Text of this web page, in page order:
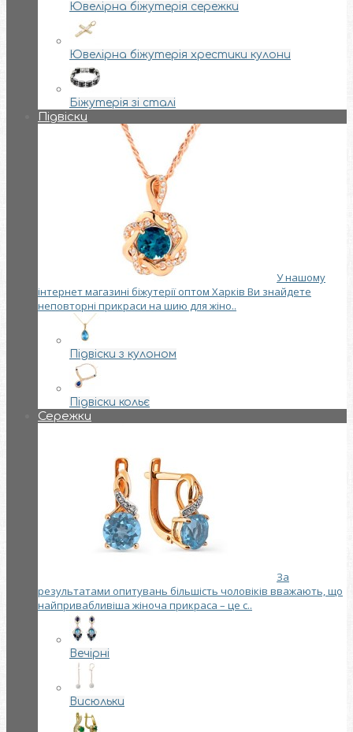
Ювелірна біжутерія сережки
Ювелірна біжутерія хрестики кулони
Біжутерія зі сталі
Підвіски
У нашому
інтернет магазині біжутерії оптом Харків Ви знайдете
неповторні прикраси на шию для жіно..
Підвіски з кулоном
Підвіски кольє
Сережки
За
результатами опитувань більшість чоловіків вважають, що
найпривабливіша жіноча прикраса – це с..
Вечірні
Висюльки